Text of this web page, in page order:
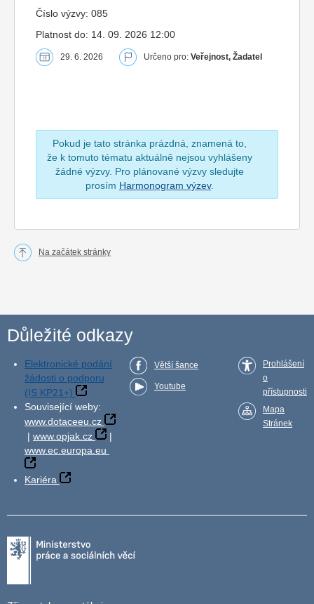
Číslo výzvy: 085
Platnost do: 14. 09. 2026 12:00
29. 6. 2026 Určeno pro: Veřejnost, Žadatel
Pokud je tato stránka prázdná, znamená to,
že k tomuto tématu aktuálně nejsou vyhlášeny
žádné výzvy. Pro plánované výzvy sledujte
prosím Harmonogram výzev.
Na začátek stránky
Důležité odkazy
Elektronické podání
žádosti o podporu
(IS KP21+)
Související weby:
www.dotaceeu.cz
| www.opjak.cz
|
www.ec.europa.eu
Kariéra
Větší šance
Youtube
Prohlášení
o
přístupnosti
Mapa
Stránek